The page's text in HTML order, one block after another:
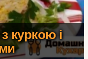
куркою і